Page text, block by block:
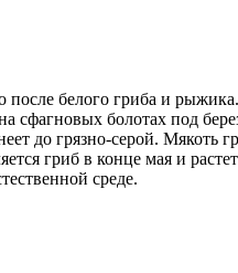
белого гриба и
сфагновых болотах под
до грязно-серой. Мякоть
гриб в конце мая и
среде.